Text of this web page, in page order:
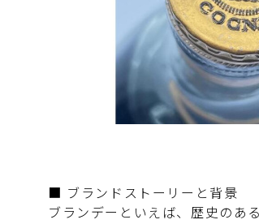
■ ブランドストーリーと背景
ブランデーといえば、歴史のあ